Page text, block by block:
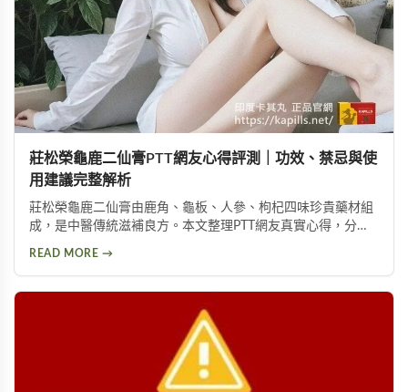
莊松榮龜鹿二仙膏PTT網友心得評測｜功效、禁忌與使
用建議完整解析
莊松榮龜鹿二仙膏由鹿角、龜板、人參、枸杞四味珍貴藥材組
成，是中醫傳統滋補良方。本文整理PTT網友真實心得，分析
READ MORE →